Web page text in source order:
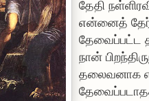
தேதி
என்னைத்
தேவைப்பட்ட
நான்
தலைவனாக